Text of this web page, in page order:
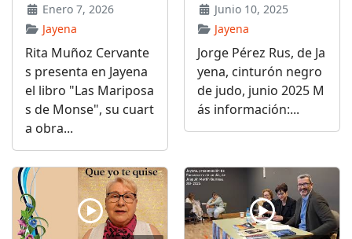
Enero 7, 2026
Jayena
Rita Muñoz Cervante
s presenta en Jayena
el libro "Las Mariposa
s de Monse", su cuart
a obra...
Junio 10, 2025
Jayena
Jorge Pérez Rus, de Ja
yena, cinturón negro
de judo, junio 2025 M
ás información:...